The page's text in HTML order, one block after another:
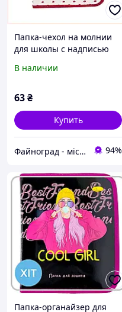
Папка-чехол на молнии
для школы с надписью
825K93K11
В наличии
63₴
Купить
Файноград - місто файних речей 94%
Папка-органайзер для